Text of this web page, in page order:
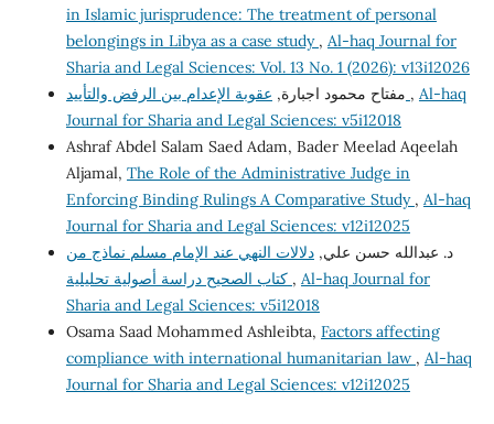
in Islamic jurisprudence: The treatment of personal
belongings in Libya as a case study , Al-haq Journal for
Sharia and Legal Sciences: Vol. 13 No. 1 (2026): v13i12026
مفتاح محمود اجبارة, , Al-haq
Journal for Sharia and Legal Sciences: v5i12018
Ashraf Abdel Salam Saed Adam, Bader Meelad Aqeelah
Aljamal, The Role of the Administrative Judge in
Enforcing Binding Rulings A Comparative Study , Al-haq
Journal for Sharia and Legal Sciences: v12i12025
د. عبدالله حسن علي,دلالات النهي عند الإمام مسلم نماذج من
كتاب الصحيح دراسة أصولية تحليلية , Al-haq Journal for
Sharia and Legal Sciences: v5i12018
Osama Saad Mohammed Ashleibta, Factors affecting
compliance with international humanitarian law , Al-haq
Journal for Sharia and Legal Sciences: v12i12025